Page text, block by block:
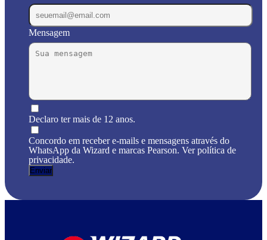
Mensagem
Declaro ter mais de 12 anos.
Concordo em receber e-mails e mensagens através do
WhatsApp da Wizard e marcas Pearson. Ver política de
privacidade.